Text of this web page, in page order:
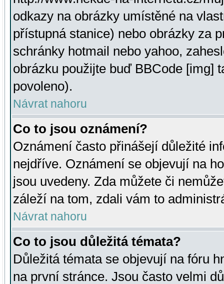
odkazy na obrázky umístěné na
přístupná stanice) nebo obrázky za
schránky hotmail nebo yahoo,
obrázku použijte buď BBCode [img]
povoleno).
Návrat nahoru
Co to jsou oznámení?
Oznámení často přinášejí důležité
nejdříve. Oznámení se objevují na
jsou uvedeny. Zda můžete či
záleží na tom, zdali vám to
Návrat nahoru
Co to jsou důležitá témata?
Důležitá témata se objevují na fóru
na první stránce. Jsou často velmi